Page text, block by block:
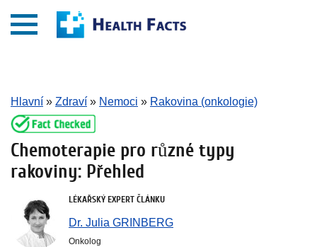
Hlavní » Zdraví » Nemoci » Rakovina (onkologie)
Chemoterapie pro různé typy
rakoviny: Přehled
LÉKAŘSKÝ EXPERT ČLÁNKU
Dr. Julia GRINBERG
Onkolog